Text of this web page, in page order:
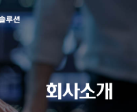
회사소개